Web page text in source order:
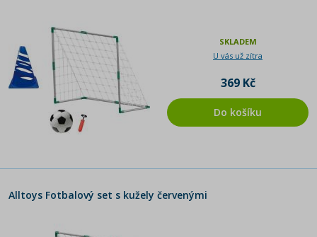
SKLADEM
U vás už zítra
369 Kč
Do košíku
Alltoys Fotbalový set s kužely červenými